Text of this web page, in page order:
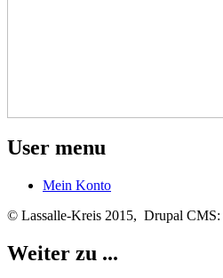
User menu
Mein Konto
© Lassalle-Kreis 2015, Drupal CMS:
Weiter zu ...